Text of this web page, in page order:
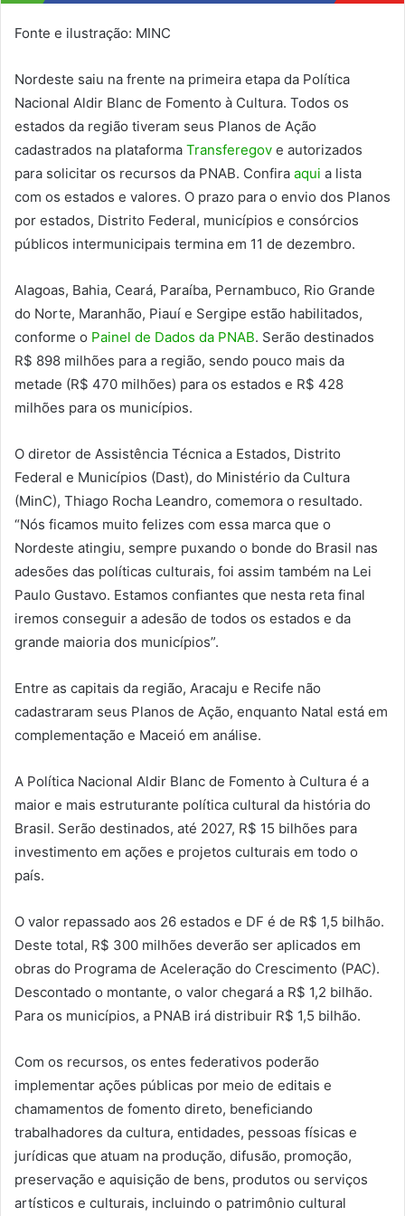
Fonte e ilustração: MINC
Nordeste saiu na frente na primeira etapa da Política
Nacional Aldir Blanc de Fomento à Cultura. Todos os
estados da região tiveram seus Planos de Ação
cadastrados na plataforma Transferegov e autorizados
para solicitar os recursos da PNAB. Confira aqui a lista
com os estados e valores. O prazo para o envio dos Planos
por estados, Distrito Federal, municípios e consórcios
públicos intermunicipais termina em 11 de dezembro.
Alagoas, Bahia, Ceará, Paraíba, Pernambuco, Rio Grande
do Norte, Maranhão, Piauí e Sergipe estão habilitados,
conforme o Painel de Dados da PNAB. Serão destinados
R$ 898 milhões para a região, sendo pouco mais da
metade (R$ 470 milhões) para os estados e R$ 428
milhões para os municípios.
O diretor de Assistência Técnica a Estados, Distrito
Federal e Municípios (Dast), do Ministério da Cultura
(MinC), Thiago Rocha Leandro, comemora o resultado.
“Nós ficamos muito felizes com essa marca que o
Nordeste atingiu, sempre puxando o bonde do Brasil nas
adesões das políticas culturais, foi assim também na Lei
Paulo Gustavo. Estamos confiantes que nesta reta final
iremos conseguir a adesão de todos os estados e da
grande maioria dos municípios”.
Entre as capitais da região, Aracaju e Recife não
cadastraram seus Planos de Ação, enquanto Natal está em
complementação e Maceió em análise.
A Política Nacional Aldir Blanc de Fomento à Cultura é a
maior e mais estruturante política cultural da história do
Brasil. Serão destinados, até 2027, R$ 15 bilhões para
investimento em ações e projetos culturais em todo o
país.
O valor repassado aos 26 estados e DF é de R$ 1,5 bilhão.
Deste total, R$ 300 milhões deverão ser aplicados em
obras do Programa de Aceleração do Crescimento (PAC).
Descontado o montante, o valor chegará a R$ 1,2 bilhão.
Para os municípios, a PNAB irá distribuir R$ 1,5 bilhão.
Com os recursos, os entes federativos poderão
implementar ações públicas por meio de editais e
chamamentos de fomento direto, beneficiando
trabalhadores da cultura, entidades, pessoas físicas e
jurídicas que atuam na produção, difusão, promoção,
preservação e aquisição de bens, produtos ou serviços
artísticos e culturais, incluindo o patrimônio cultural